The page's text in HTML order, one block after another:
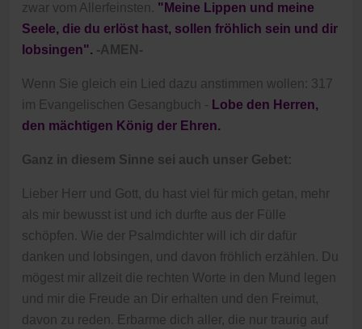
zwar vom Allerfeinsten. "Meine Lippen und meine
Seele, die du erlöst hast, sollen fröhlich sein und dir
lobsingen". -AMEN-
Wenn Sie gleich ein Lied dazu anstimmen wollen: 317
im Evangelischen Gesangbuch - Lobe den Herren,
den mächtigen König der Ehren.
Ganz in diesem Sinne sei auch unser Gebet:
Lieber Herr und Gott, du hast viel für mich getan, mehr
als mir bewusst ist und ich durfte aus der Fülle
schöpfen. Wie der Psalmdichter will ich dir dafür
danken und lobsingen, und davon fröhlich erzählen. Du
mögest mir allzeit die rechten Worte in den Mund legen
und mir die Freude an Dir erhalten und den Freimut,
davon zu reden. Erbarme dich aller, die nur traurig auf